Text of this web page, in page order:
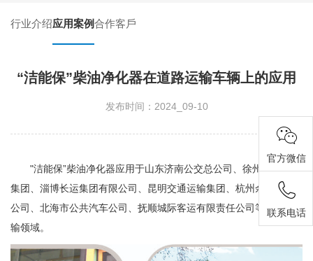
行业介绍应用案例合作客戶
“洁能保”柴油净化器在道路运输车辆上的应用
发布时间：2024_09-10
"洁能保”柴油净化器应用于山东济南公交总公司、徐州公路运输
集团、淄博长运集团有限公司、昆明交通运输集团、杭州余杭公交
公司、北海市公共汽车公司、抚顺城际客运有限责任公司等客货运
输领域。
官方微信
联系电话